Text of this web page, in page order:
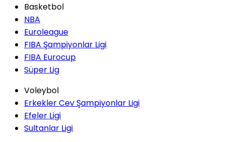
Basketbol
NBA
Euroleague
FIBA Şampiyonlar Ligi
FIBA Eurocup
Süper Lig
Voleybol
Erkekler Cev Şampiyonlar Ligi
Efeler Ligi
Sultanlar Ligi